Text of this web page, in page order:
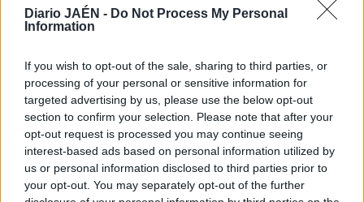
Diario JAÉN - Do Not Process My Personal
Information
If you wish to opt-out of the sale, sharing to third parties, or
processing of your personal or sensitive information for
targeted advertising by us, please use the below opt-out
section to confirm your selection. Please note that after your
opt-out request is processed you may continue seeing
interest-based ads based on personal information utilized by
us or personal information disclosed to third parties prior to
your opt-out. You may separately opt-out of the further